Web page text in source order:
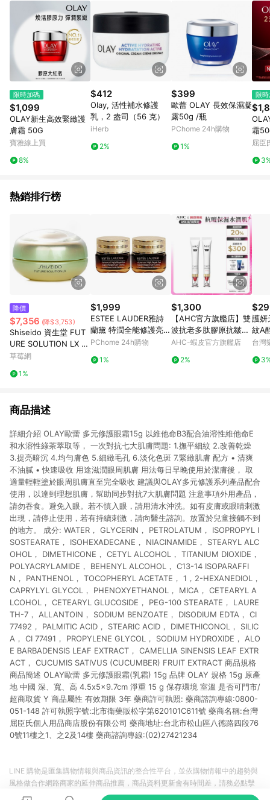
單資格確認。 6.欲透過APP導購跳轉前往活動頁之用戶，煩請更
新屈臣氏APP至版本26010.4.0。
限時加碼
$1,099
OLAY新生高效緊緻護
膚霜 50G
寶雅線上買
8%
$412
Olay, 活性補水修護
乳，2 盎司（56 克）
iHerb
2%
$399
歐蕾 OLAY 長效保濕凝
露50g /瓶
PChome 24h購物
1%
限
霜
屈臣
熱銷排行榜
降價
$7,356 (降$3,753)
Shiseido 資生堂 FUT
URE SOLUTION LX 傳
奇再生珍萃極光眼霜
草莓網
1%
$1,999
ESTEE LAUDER雅詩
蘭黛 特潤全能修護亮眼
霜 15ml x2入
PChome 24h購物
1%
$1,300
【AHC官方旗艦店】雙
波抗老多肽膠原抗皺眼
霜30ml 2入組
AHC-蝦皮官方旗艦店
2%
護妍
紋A
台灣
商品描述
詳細介紹 OLAY歐蕾 多元修護眼霜15g 以維他命B3配合油溶性維他命E
和水溶性綠茶萃取等， 一次對抗七大肌膚問題: 1.撫平細紋 2.改善乾燥
3.提亮暗沉 4.均勻膚色 5.細緻毛孔 6.淡化色斑 7.緊緻肌膚 配方 • 清爽
不油膩 • 快速吸收 用途滋潤眼周肌膚 用法每日早晚使用於潔膚後， 取
適量輕輕塗於眼周肌膚直至完全吸收 建議與OLAY多元修護系列產品配合
使用，以達到理想肌膚，幫助同步對抗7大肌膚問題 注意事項外用產品，
請勿吞食。避免入眼。若不慎入眼，請用清水沖洗。如有皮膚或眼睛刺激
出現，請停止使用，若有持續刺激，請向醫生諮詢。放置於兒童接觸不到
的地方。 成分: WATER， GLYCERIN， PETROLATUM， ISOPROPYL I
SOSTEARATE， ISOHEXADECANE， NIACINAMIDE， STEARYL ALC
OHOL， DIMETHICONE， CETYL ALCOHOL， TITANIUM DIOXIDE，
POLYACRYLAMIDE， BEHENYL ALCOHOL， C13-14 ISOPARAFFI
N， PANTHENOL， TOCOPHERYL ACETATE， 1，2-HEXANEDIOL，
CAPRYLYL GLYCOL， PHENOXYETHANOL， MICA， CETEARYL A
LCOHOL， CETEARYL GLUCOSIDE， PEG-100 STEARATE， LAURE
TH-7， ALLANTOIN， SODIUM BENZOATE， DISODIUM EDTA， CI
77492， PALMITIC ACID， STEARIC ACID， DIMETHICONOL， SILIC
A， CI 77491， PROPYLENE GLYCOL， SODIUM HYDROXIDE， ALO
E BARBADENSIS LEAF EXTRACT， CAMELLIA SINENSIS LEAF EXTR
ACT， CUCUMIS SATIVUS (CUCUMBER) FRUIT EXTRACT 商品規格
商品簡述 OLAY歐蕾 多元修護眼霜(乳霜) 15g 品牌 OLAY 規格 15g 原產
地 中國 深、寬、高 4.5x5x9.7cm 淨重 15 g 保存環境 室溫 是否可門市/
超商取貨 Y 商品屬性 有效期限 3年 藥商許可執照: 藥商諮詢專線:0800-
051-148 許可執照字號:北市衛藥販松字第620101C611號 藥商名稱:台灣
屈臣氏個人用品商店股份有限公司 藥商地址:台北市松山區八德路四段76
0號11樓之1、之2及14樓 藥商諮詢專線:(02)27421234
LINE 購物是匯集購物情報與商品資訊的整合性平台，並依購物情報中的趨勢與
風格做合作網路商家的延伸商品推薦，商品資料更新會有時間差，請務必點擊
商品至各合作網路商家，確認現售價與購物條件，一切資訊以合作廠商網頁為